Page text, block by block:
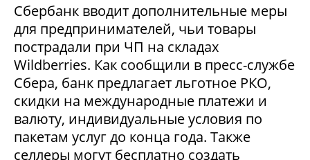
Сбербанк вводит дополнительные меры
для предпринимателей, чьи товары
пострадали при ЧП на складах
Wildberries. Как сообщили в пресс-службе
Сбера, банк предлагает льготное РКО,
скидки на международные платежи и
валюту, индивидуальные условия по
пакетам услуг до конца года. Также
селлеры могут бесплатно создать